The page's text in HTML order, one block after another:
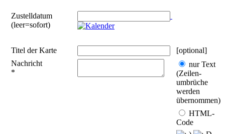
Zustelldatum
(leer=sofort)
Titel der Karte
[optional]
Nachricht
*
nur Text
(Zeilen­
umbrüche
werden
übernommen)
HTML-
Code